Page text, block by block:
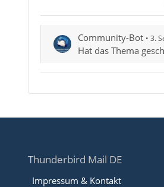
Community-Bot 3.
Hat das Thema
Thunderbird Mail DE
Impressum & Kontakt